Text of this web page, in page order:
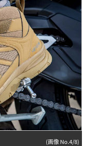
(画像 No.4/8)